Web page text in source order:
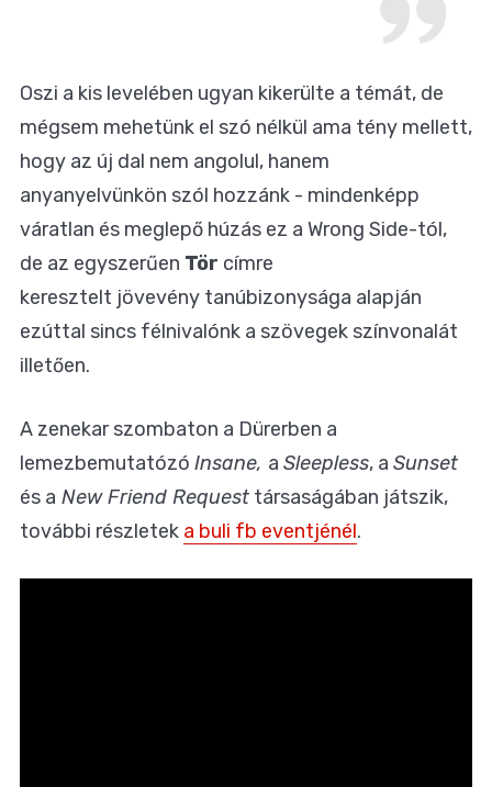
Oszi a kis levelében ugyan kikerülte a témát, de
mégsem mehetünk el szó nélkül ama tény mellett,
hogy az új dal nem angolul, hanem
anyanyelvünkön szól hozzánk - mindenképp
váratlan és meglepő húzás ez a Wrong Side-tól,
de az egyszerűen Tör címre
keresztelt jövevény tanúbizonysága alapján
ezúttal sincs félnivalónk a szövegek színvonalát
illetően.
A zenekar szombaton a Dürerben a
lemezbemutatózó Insane, a Sleepless, a Sunset
és a New Friend Request társaságában játszik,
további részletek a buli fb eventjénél.